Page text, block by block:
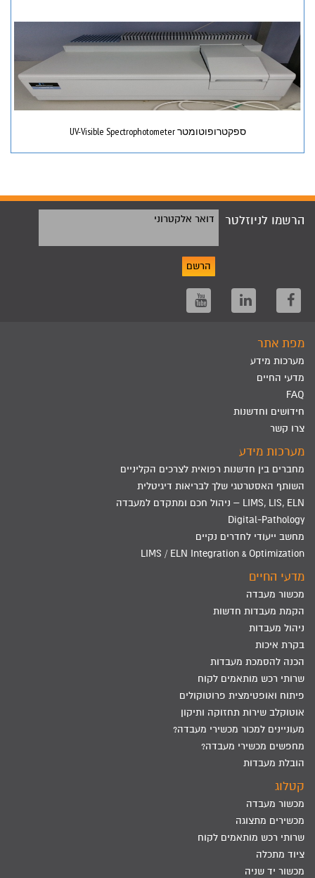
ספקטרופוטומטר UV-Visible Spectrophotometer
הרשמו לניוזלטר דואר אלקטרוני
הרשם
מפת אתר
מערכות מידע
מדעי החיים
FAQ
חידושים וחדשנות
צרו קשר
מערכות מידע
מחברים בין חדשנות רפואית לצרכים הקליניים
השותף האסטרטגי שלך לבריאות דיגיטלית
LIMS, LIS, ELN – ניהול חכם ומתקדם למעבדה
Digital-Pathology
מחשב ייעודי לחדרים נקיים
LIMS / ELN Integration & Optimization
מדעי החיים
מכשור מעבדה
הקמת מעבדות חדשות
ניהול מעבדות
בקרת איכות
הכנה להסמכת מעבדות
שרותי רכש מותאמים לקוח
פיתוח ואופטימצית פרוטוקולים
אוטוקלב שירות תחזוקה ותיקון
מעוניינים למכור מכשירי מעבדה?
מחפשים מכשירי מעבדה?
הובלת מעבדות
קטלוג
מכשור מעבדה
מכשירים מתצוגה
שרותי רכש מותאמים לקוח
ציוד מתכלה
מכשור יד שניה